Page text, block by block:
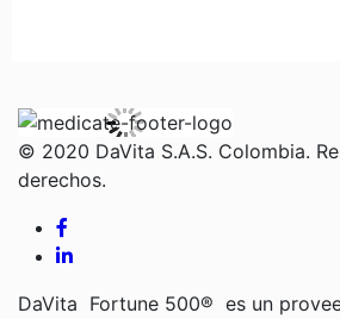
© 2020 DaVita S.A.S. Colombia.
derechos.
DaVita Fortune 500® es un